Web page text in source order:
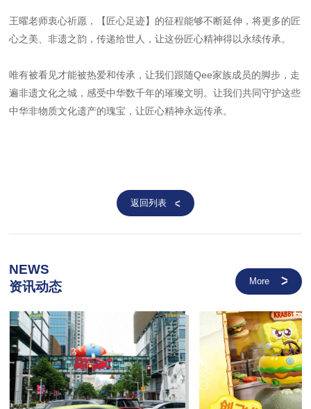
王曜老师衷心祈愿，【匠心足迹】的征程能够不断延伸，将更多的匠
心之美、非遗之韵，传递给世人，让这份匠心精神得以永续传承。
唯有被看见才能被热爱和传承，让我们跟随Qee家族成员的脚步，走
遍非遗文化之城，感受中华数千年的璀璨文明。让我们共同守护这些
中华非物质文化遗产的瑰宝，让匠心精神永远传承。
返回列表
NEWS
资讯动态
More